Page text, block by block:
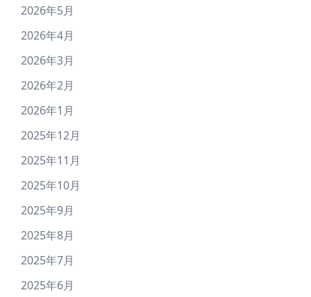
2026年5月
2026年4月
2026年3月
2026年2月
2026年1月
2025年12月
2025年11月
2025年10月
2025年9月
2025年8月
2025年7月
2025年6月